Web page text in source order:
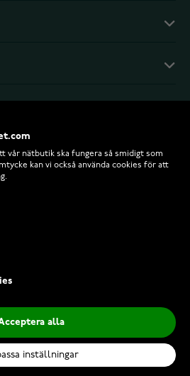
Klockmagasinet.com
619,00 Kr
Lägg till i kundvagn
vår nätbutik ska fungera så smidigt som
kan vi också använda cookies för att
alla
inställningar